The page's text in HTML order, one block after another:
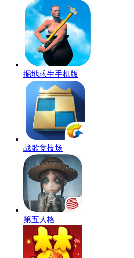
掘地求生手机版
战歌竞技场
第五人格